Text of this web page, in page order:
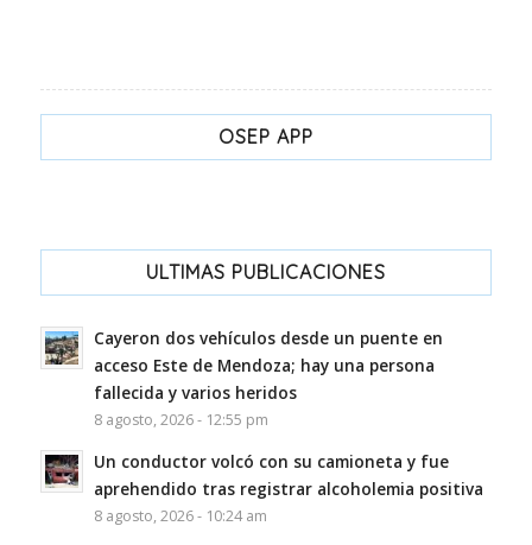
OSEP APP
ULTIMAS PUBLICACIONES
Cayeron dos vehículos desde un puente en
acceso Este de Mendoza; hay una persona
fallecida y varios heridos
8 agosto, 2026 - 12:55 pm
Un conductor volcó con su camioneta y fue
aprehendido tras registrar alcoholemia positiva
8 agosto, 2026 - 10:24 am